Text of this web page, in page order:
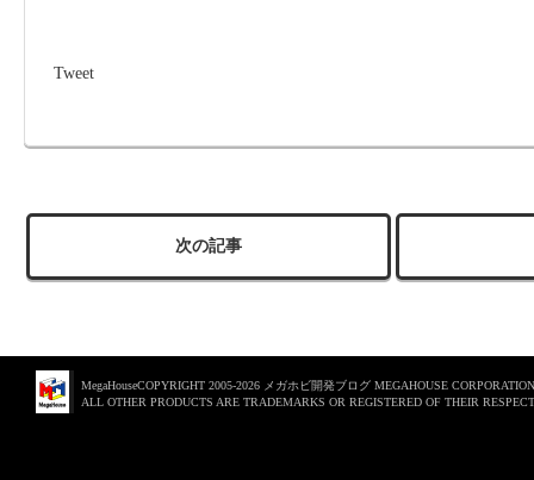
Tweet
次の記事
MegaHouseCOPYRIGHT 2005-2026 メガホビ開発ブログ MEGAHOUSE
ALL OTHER PRODUCTS ARE TRADEMARKS OR REGISTERED OF THEIR